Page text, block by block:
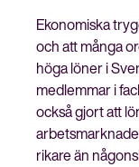
Ekonomiska
och att många
höga löner i
medlemmar i
också gjort att
rikare än